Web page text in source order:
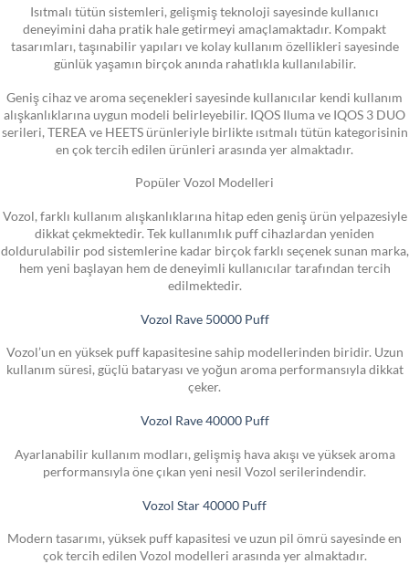
Isıtmalı tütün sistemleri, gelişmiş teknoloji sayesinde kullanıcı
deneyimini daha pratik hale getirmeyi amaçlamaktadır. Kompakt
tasarımları, taşınabilir yapıları ve kolay kullanım özellikleri sayesinde
günlük yaşamın birçok anında rahatlıkla kullanılabilir.
Geniş cihaz ve aroma seçenekleri sayesinde kullanıcılar kendi kullanım
alışkanlıklarına uygun modeli belirleyebilir. IQOS Iluma ve IQOS 3 DUO
serileri, TEREA ve HEETS ürünleriyle birlikte ısıtmalı tütün kategorisinin
en çok tercih edilen ürünleri arasında yer almaktadır.
Popüler Vozol Modelleri
Vozol, farklı kullanım alışkanlıklarına hitap eden geniş ürün yelpazesiyle
dikkat çekmektedir. Tek kullanımlık puff cihazlardan yeniden
doldurulabilir pod sistemlerine kadar birçok farklı seçenek sunan marka,
hem yeni başlayan hem de deneyimli kullanıcılar tarafından tercih
edilmektedir.
Vozol Rave 50000 Puff
Vozol’un en yüksek puff kapasitesine sahip modellerinden biridir. Uzun
kullanım süresi, güçlü bataryası ve yoğun aroma performansıyla dikkat
çeker.
Vozol Rave 40000 Puff
Ayarlanabilir kullanım modları, gelişmiş hava akışı ve yüksek aroma
performansıyla öne çıkan yeni nesil Vozol serilerindendir.
Vozol Star 40000 Puff
Modern tasarımı, yüksek puff kapasitesi ve uzun pil ömrü sayesinde en
çok tercih edilen Vozol modelleri arasında yer almaktadır.